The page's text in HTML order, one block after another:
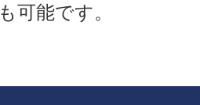
可能です。